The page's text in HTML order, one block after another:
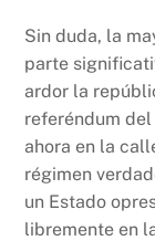
Sin duda, la
parte
ardor la
referéndum
ahora en la
régimen
un Estado
libremente en